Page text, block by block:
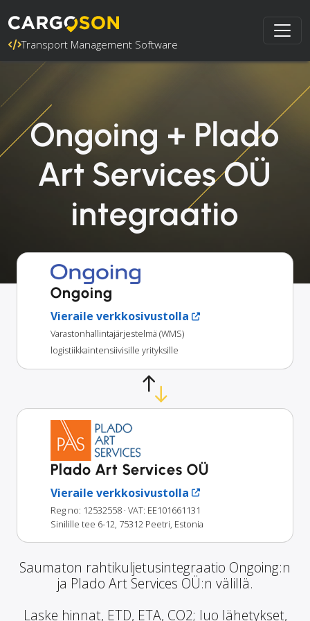
Transport Management Software
Ongoing + Plado
Art Services OÜ
integraatio
Ongoing
Vieraile verkkosivustolla
Varastonhallintajärjestelmä (WMS)
logistiikkaintensiivisille yrityksille
Plado Art Services OÜ
Vieraile verkkosivustolla
Reg no: 12532558 · VAT: EE101661131
Sinilille tee 6-12, 75312 Peetri, Estonia
Saumaton rahtikuljetusintegraatio Ongoing:n
ja Plado Art Services OÜ:n välillä.
Laske hinnat, ETD, ETA, CO2; luo lähetykset,